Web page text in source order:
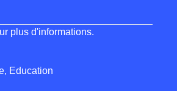
plus d'informations.
Education